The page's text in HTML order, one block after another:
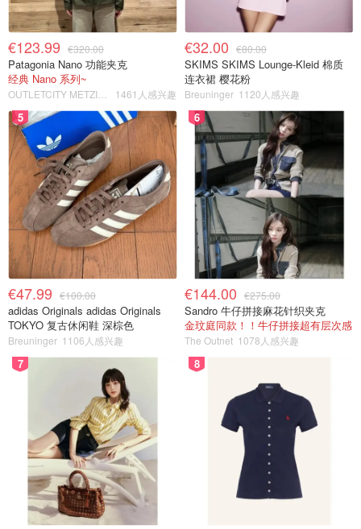
€123.99 €320.00
Patagonia Nano 功能夹克
经典 Nano 系列~
1461人感兴趣
€32.00 €80.00
SKIMS SKIMS Lounge-Kleid 棉质
连衣裙 樱花粉
Breuninger 1120人感兴趣
5
€47.99 €100.00
adidas Originals adidas Originals
TOKYO 复古休闲鞋 深棕色
Breuninger 1106人感兴趣
6
€144.00 €275.00
Sandro 牛仔拼接麻花针织夹克
金玟庭同款！！牛仔拼接超有层次感
The Outnet 1078人感兴趣
7 8